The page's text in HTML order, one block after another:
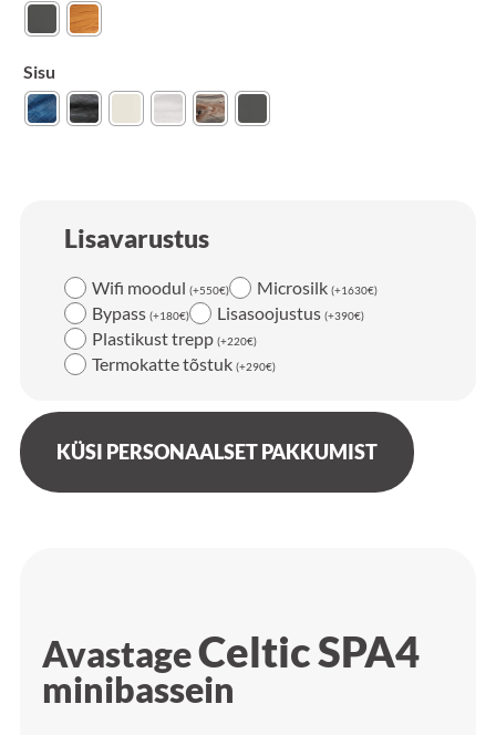
Sisu
Lisavarustus
Wifi moodul (+550€) Microsilk (+1630€)
Bypass (+180€) Lisasoojustus (+390€)
Plastikust trepp (+220€)
Termokatte tõstuk (+290€)
KÜSI PERSONAALSET PAKKUMIST
AvastageCeltic SPA4
minibassein